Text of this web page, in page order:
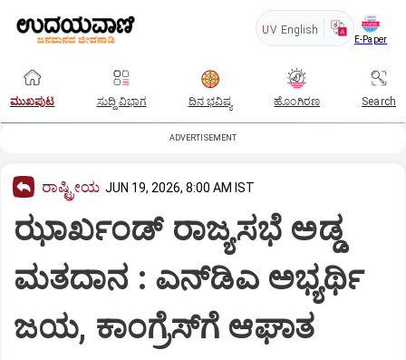
UV English
E-Paper
ಮುಖಪುಟ ಸುದ್ದಿ ವಿಭಾಗ ದಿನ ಭವಿಷ್ಯ ಹೊಂಗಿರಣ Search
ADVERTISEMENT
ರಾಷ್ಟ್ರೀಯ JUN 19, 2026, 8:00 AM IST
ಝಾರ್ಖಂಡ್‌ ರಾಜ್ಯಸಭೆ ಅಡ್ಡ
ಮತದಾನ : ಎನ್‌ಡಿಎ ಅಭ್ಯರ್ಥಿ
ಜಯ, ಕಾಂಗ್ರೆಸ್‌ಗೆ ಆಘಾತ